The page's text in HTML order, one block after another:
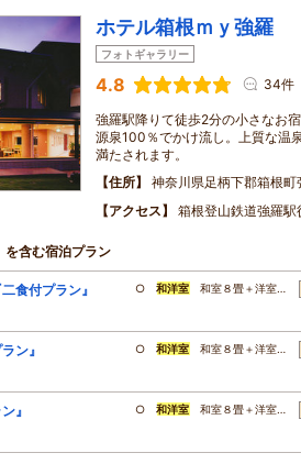
ホテル箱根ｍｙ強羅
フォトギャラリー
4.8 34件
強羅駅降りて徒歩2分の小さなお
源泉100％でかけ流し。上質な温
満たされます。
住所
神奈川県足柄下郡箱根町
アクセス
箱根登山鉄道強羅
を含む宿泊プラン
食付プラン』 ○和洋室 和室８畳＋洋室…
ン』 ○和洋室 和室８畳＋洋室…
』 ○和洋室 和室８畳＋洋室…